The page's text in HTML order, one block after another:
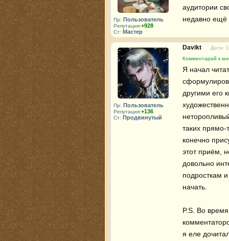
Пр: Пользователь
Репутация:+928
Ст: Мастер
аудитории
недавно ещё
Пр: Пользователь
Репутация:+136
Ст: Продвинутый
Davikt
Дата:
Комментарий к
Я начал
другими его
таких прямо-
конечно
этот приём,
довольно
подросткам
начать.
P.S. Во
я еле